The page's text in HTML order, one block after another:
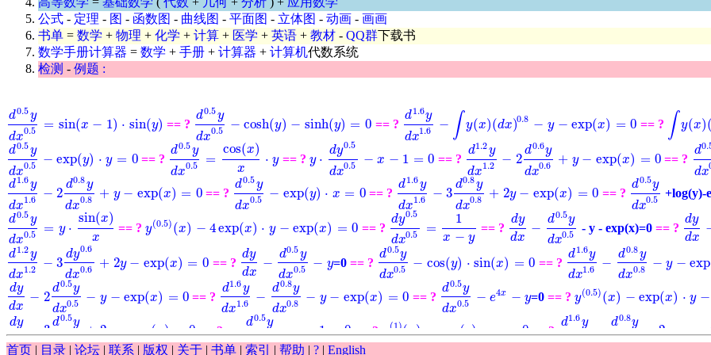
公式 - 定理 - 图 - 函数图 - 曲线图 - 平面图 - 立体图 - 动画 - 画画
书单 = 数学 + 物理 + 化学 + 计算 + 医学 + 英语 + 教材 - QQ群下载书
数学手册计算器 = 数学 + 手册 + 计算器 + 计算机代数系统
检测 - 例题 :
d0.5y
dx0.5 = sin(x − 1) ⋅ sin(y)
d0.5yd x0.5=sin( x-1 )⋅sin (y) == ?
d0.5y
dx0.5 − cosh(y) − sinh(y) = 0
d0.5yd x0.5-cosh(y )-sinh(y)=0 == ?
d1.6y
dx1.6 − ∫ y(x)(dx)0.8 − y − exp(x) = 0
d1.6yd x1.6- ∫y(x)(dx)0.8-y -exp (x) =0 == ? ∫ y(x)(
y x)(dx)
d0.5y
dx0.5 − exp(y) ⋅ y = 0
d0.5yd x0.5-exp(y )⋅ y= 0 == ?
d0.5y
dx0.5 =
cos(x)
x
⋅ y
d0.5yd x0.5=cos(x x ⋅y== ? y ⋅
dy0.5
dx0.5 − x − 1 = 0
y⋅ d y0.5dx 0.5 -x -1=0 == ?
d1.2y
dx1.2 − 2
d0.6y
dx0.6 + y − exp(x) = 0
d1.2yd x1.2-2d0.6 yd x0.6+y-exp(x =0 == ?
d
dx
d
d1.6y
dx1.6 − 2
d0.8y
dx0.8 + y − exp(x) = 0
d1.6yd x1.6-2d0.8 yd x0.8+y-exp(x =0 == ?
d0.5y
dx0.5 − exp(y) ⋅ x = 0
d0.5yd x0.5-exp(y )⋅ x= 0 == ?
d1.6y
dx1.6 − 3
d0.8y
dx0.8 + 2y − exp(x) = 0
d1.6yd x1.6-3d0.8 yd x0.8+2y-exp(x =0 == ?
d0.5y
dx0.5
d0.5yd x0.5
+log(y)-
d0.5y
dx0.5 = y ⋅
sin(x)
x
d0.5yd x0.5=y ⋅sin(x)x == ? y(0.5) (x) − 4exp(x) ⋅ y − exp(x) = 0
y(0.5)(x)- 4exp(x)⋅y-exp x) =0 == ?
dy0.5
dx0.5 =
1
x − y
dy0.5d x0.5=1x-y == ?
dy
dx
−
d0.5y
dx0.5
dyd x-d 0.5ydx 0.5
- y - exp(x)=0== ?
dy
dx
dyd x-
d1.2y
dx1.2 − 3
dy0.6
dx0.6 + 2y − exp(x) = 0
d1.2yd x1.2-3dy0.6d x0.6+2y-exp(x =0 == ?
dy
dx
−
d0.5y
dx0.5 − y
dyd x-d 0.5ydx 0.5 -y=0 == ?
d0.5y
dx0.5 − cos(y) ⋅ sin(x) = 0
d0.5yd x0.5-cos(y )⋅ sin(x)= == ?
d1.6y
dx1.6 −
d0.8y
dx0.8 − y − exp
d1.6yd x1.6-d0.8 ydx0.8- y-
dy
dx
− 2
d0.5y
dx0.5 − y − exp(x) = 0
dyd x-2 d0.5ydx 0.5 -y -exp(x)=0 == ?
d1.6y
dx1.6 −
d0.8y
dx0.8 − y − exp(x) = 0
d1.6yd x1.6-d0.8 yd x0.8- y-exp(x) =0 == ?
d0.5y
dx0.5 − e4x − y
d0.5yd x0.5-e 4x- y=0 == ?y(0.5) (x) − exp(x) ⋅ y −
y(0.5)(x)- exp(x)⋅y-exp (x )=
dy
dx
− 3
d0.5y
dx0.5 + 2y − exp(x) = 0
dydx-3d0.5ydx0.5+2y-exp(x)=0 == ? y ⋅
d0.5y
dx0.5 − x − 1 = 0
y⋅d0.5ydx0.5-x-1=0 == ? y(1)(x) − exp(y) − x = 0
y(1)(x)-exp(y)-x=0 == ?
d1.6y
dx1.6 −
d0.8y
dx0.8 − 2y − exp
d1.6ydx1.6-d0.8ydx0.8-2y-
0.5
首页 | 目录 | 论坛 | 联系 | 版权 | 关于 | 书单 | 索引 | 帮助 | ? | English